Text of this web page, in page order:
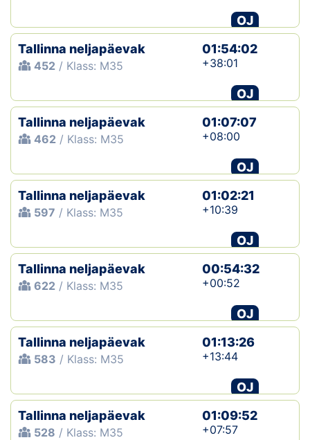
OJ
Tallinna neljapäevak
452 / Klass: M35
01:54:02
+38:01
OJ
Tallinna neljapäevak
462 / Klass: M35
01:07:07
+08:00
OJ
Tallinna neljapäevak
597 / Klass: M35
01:02:21
+10:39
OJ
Tallinna neljapäevak
622 / Klass: M35
00:54:32
+00:52
OJ
Tallinna neljapäevak
583 / Klass: M35
01:13:26
+13:44
OJ
Tallinna neljapäevak
528 / Klass: M35
01:09:52
+07:57